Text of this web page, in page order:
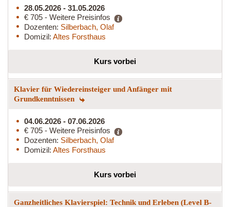
28.05.2026 - 31.05.2026
€ 705 - Weitere Preisinfos
Dozenten: Silberbach, Olaf
Domizil: Altes Forsthaus
Kurs vorbei
Klavier für Wiedereinsteiger und Anfänger mit
Grundkenntnissen
04.06.2026 - 07.06.2026
€ 705 - Weitere Preisinfos
Dozenten: Silberbach, Olaf
Domizil: Altes Forsthaus
Kurs vorbei
Ganzheitliches Klavierspiel: Technik und Erleben (Level B-